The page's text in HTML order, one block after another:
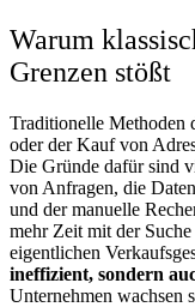
Warum
Grenzen stößt
Traditionelle Methoden
oder der Kauf von
Die Gründe dafür sind
von Anfragen, die
und der manuelle
mehr Zeit mit der
eigentlichen
ineffizient, sondern
Unternehmen wachsen